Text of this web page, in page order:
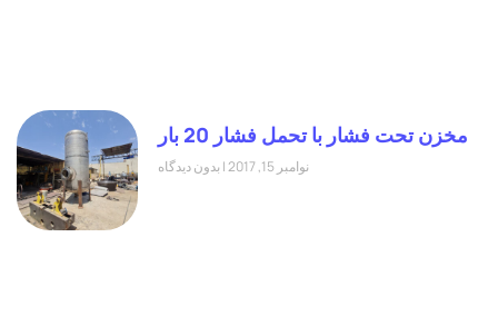
مخزن تحت فشار با تحمل فشار 20 بار
نوامبر 15, 2017 بدون دیدگاه